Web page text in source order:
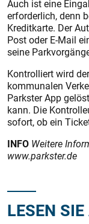
Auch ist eine
erforderlich, denn
Kreditkarte. Der
Post oder E-Mail
seine
Kontrolliert wird
kommunalen
Parkster App
kann. Die
sofort, ob ein
INFO Weitere
www.parkster.de
LESEN